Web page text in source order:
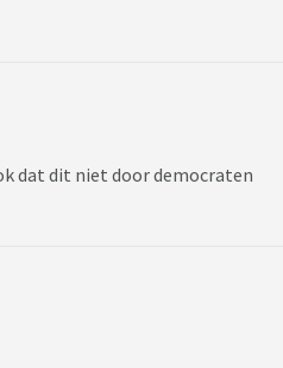
dat dit niet door democraten